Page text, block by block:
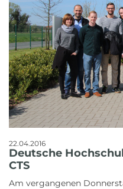
22.04.2016
Deutsche
CTS
Am vergangenen